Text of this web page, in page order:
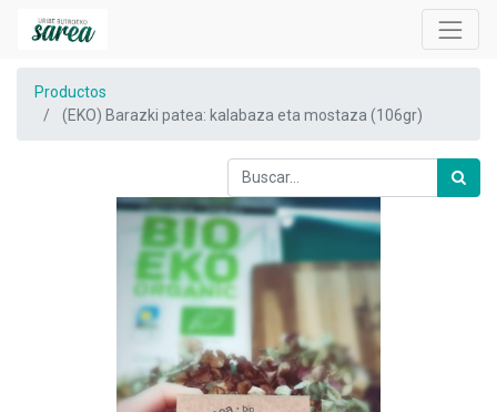
Productos
(EKO) Barazki patea: kalabaza eta mostaza (106gr)